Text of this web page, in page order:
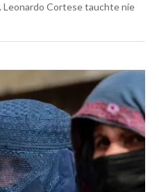
Cortese tauchte nie